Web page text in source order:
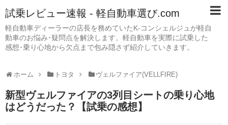
試乗レビュー速報 - 軽自動車選び.com
軽自動車ディーラーの店長を務めていたK-コンシェルジュが軽自
動車のお悩み･疑問点を解決します。軽自動車を実際に試乗した
感想･乗り心地から欠点まで包み隠さず紹介していきます。
ホーム トヨタ ヴェルファイア(VELLFIRE)
新型ヴェルファイアの3列目シートの乗り心地
はどうだった？【試乗の感想】